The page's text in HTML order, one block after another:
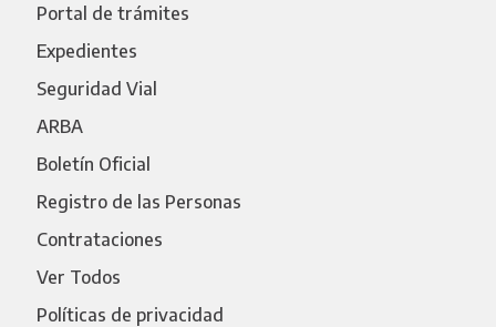
Portal de trámites
Expedientes
Seguridad Vial
ARBA
Boletín Oficial
Registro de las Personas
Contrataciones
Ver Todos
Políticas de privacidad